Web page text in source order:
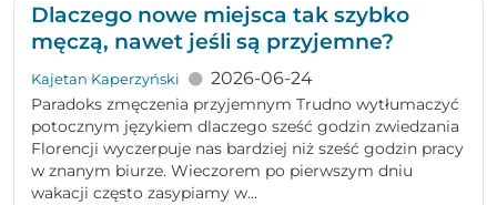
Dlaczego nowe miejsca tak szybko
męczą, nawet jeśli są przyjemne?
Kajetan Kaperzyński 2026-06-24
Paradoks zmęczenia przyjemnym Trudno wytłumaczyć
potocznym językiem dlaczego sześć godzin zwiedzania
Florencji wyczerpuje nas bardziej niż sześć godzin pracy
w znanym biurze. Wieczorem po pierwszym dniu
wakacji często zasypiamy w...